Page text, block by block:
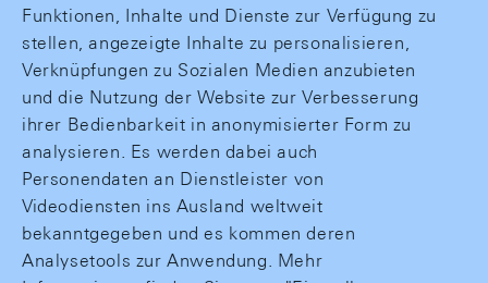
Funktionen, Inhalte und Dienste zur Verfügung zu
stellen, angezeigte Inhalte zu personalisieren,
Verknüpfungen zu Sozialen Medien anzubieten
und die Nutzung der Website zur Verbesserung
ihrer Bedienbarkeit in anonymisierter Form zu
analysieren. Es werden dabei auch
Personendaten an Dienstleister von
Videodiensten ins Ausland weltweit
bekanntgegeben und es kommen deren
Analysetools zur Anwendung. Mehr